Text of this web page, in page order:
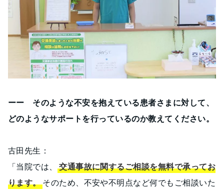
ーー そのような不安を抱えている患者さまに対して、
どのようなサポートを行っているのか教えてください。
古田先生：
「当院では、
交通事故に関するご相談を無料で承ってお
ります。 そのため、不安や不明点など何でもご相談いた